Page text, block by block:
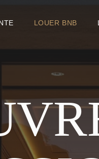
LOUER BNB